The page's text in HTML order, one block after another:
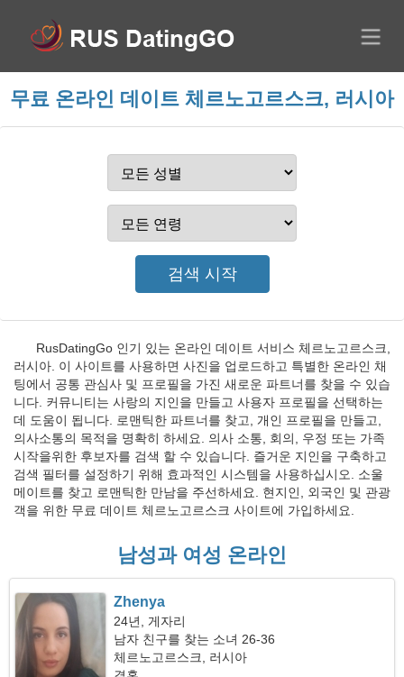
무료 온라인 데이트 체르노고르스크, 러시아
RusDatingGo 인기 있는 온라인 데이트 서비스 체르노고르스크,
러시아. 이 사이트를 사용하면 사진을 업로드하고 특별한 온라인 채
팅에서 공통 관심사 및 프로필을 가진 새로운 파트너를 찾을 수 있습
니다. 커뮤니티는 사랑의 지인을 만들고 사용자 프로필을 선택하는
데 도움이 됩니다. 로맨틱한 파트너를 찾고, 개인 프로필을 만들고,
의사소통의 목적을 명확히 하세요. 의사 소통, 회의, 우정 또는 가족
시작을위한 후보자를 검색 할 수 있습니다. 즐거운 지인을 구축하고
검색 필터를 설정하기 위해 효과적인 시스템을 사용하십시오. 소울
메이트를 찾고 로맨틱한 만남을 주선하세요. 현지인, 외국인 및 관광
객을 위한 무료 데이트 체르노고르스크 사이트에 가입하세요.
남성과 여성 온라인
Zhenya
24년, 게자리
남자 친구를 찾는 소녀 26-36
체르노고르스크, 러시아